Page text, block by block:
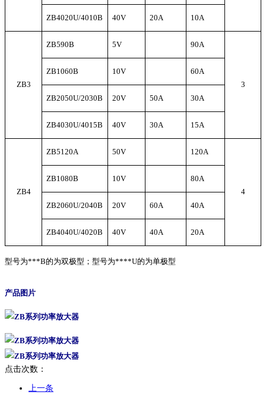
ZB4020U/4010B 40V 20A 10A
ZB3
ZB590B 5V 90A
3
ZB1060B 10V 60A
ZB2050U/2030B 20V 50A 30A
ZB4030U/4015B 40V 30A 15A
ZB4
ZB5120A 50V 120A
4
ZB1080B 10V 80A
ZB2060U/2040B 20V 60A 40A
ZB4040U/4020B 40V 40A 20A
型号为***B的为双极型；型号为****U的为单极型
产品图片
点击次数：
上一条